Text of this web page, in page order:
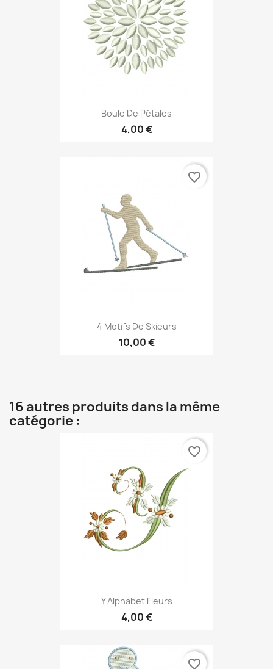
Boule De Pétales
4,00 €
4 Motifs De Skieurs
10,00 €
favorite_border
16 autres produits dans la même
catégorie :
Y Alphabet Fleurs
4,00 €
favorite_border
favorite_border